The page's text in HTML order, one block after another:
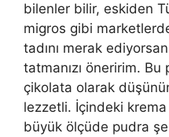
bilenler bilir, eskiden
migros gibi
tadını merak
tatmanızı öneririm.
çikolata olarak
lezzetli. İçindeki
büyük ölçüde pudra